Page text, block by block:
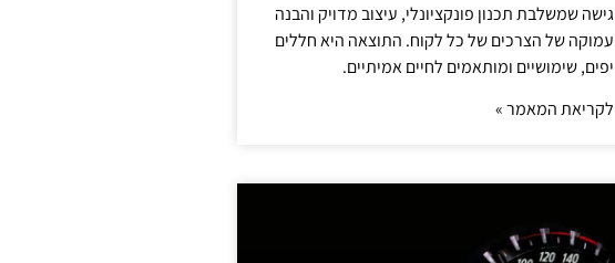
גישה שמשלבת תכנון פונקציונלי, עיצוב מדויק והבנה
עמוקה של הצרכים של כל לקוח. התוצאה היא חללים
יפים, שימושיים ומותאמים לחיים אמיתיים.
לקריאת המאמר »